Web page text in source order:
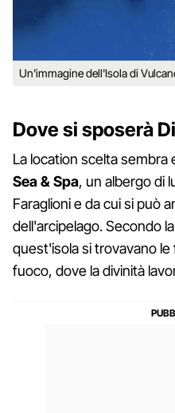
Un'immagine dell'Isola di
Dove si sposerà
La location scelta sembra
Sea & Spa, un albergo di
Faraglioni e da cui si può
dell'arcipelago. Secondo
quest'isola si trovavano
fuoco, dove la divinità